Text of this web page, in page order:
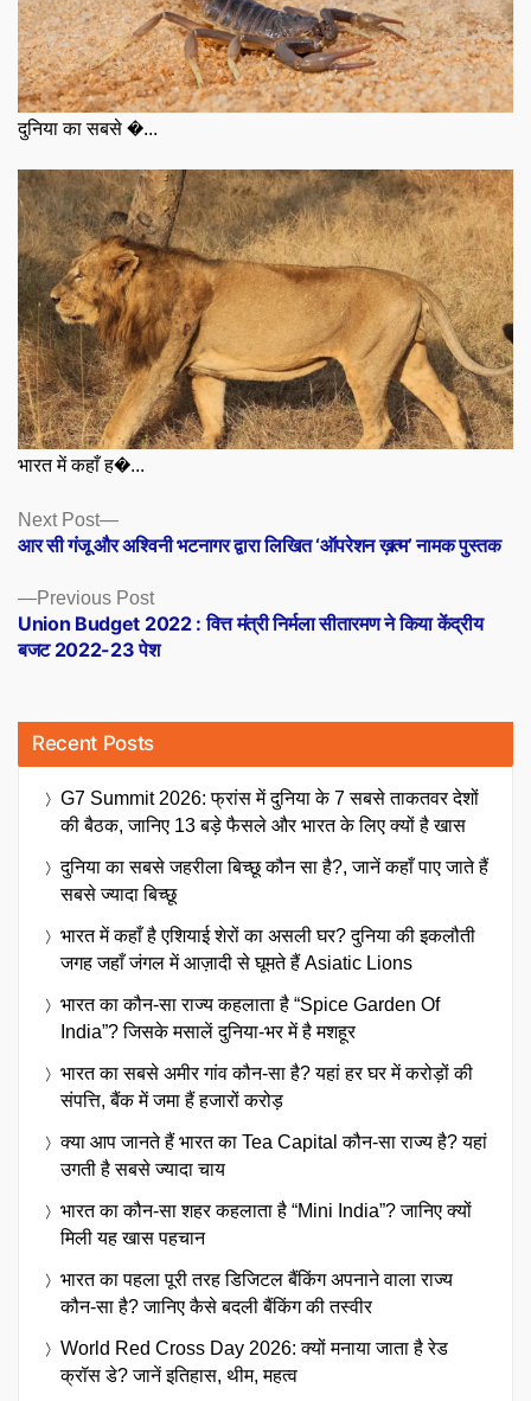
दुनिया का सबसे �...
भारत में कहाँ ह�...
Posts
navigation
Previous PostPrevious
post:
Union Budget 2022 : वित्त मंत्री निर्मला सीतारमण ने किया केंद्रीय
बजट 2022-23 पेश
Next Post
Next
post:
आर सी गंजू और अश्विनी भटनागर द्वारा लिखित ‘ऑपरेशन ख़त्म’ नामक पुस्तक
Recent Posts
G7 Summit 2026: फ्रांस में दुनिया के 7 सबसे ताकतवर देशों
की बैठक, जानिए 13 बड़े फैसले और भारत के लिए क्यों है खास
दुनिया का सबसे जहरीला बिच्छू कौन सा है?, जानें कहाँ पाए जाते हैं
सबसे ज्यादा बिच्छू
भारत में कहाँ है एशियाई शेरों का असली घर? दुनिया की इकलौती
जगह जहाँ जंगल में आज़ादी से घूमते हैं Asiatic Lions
भारत का कौन-सा राज्य कहलाता है “Spice Garden Of
India”? जिसके मसालें दुनिया-भर में है मशहूर
भारत का सबसे अमीर गांव कौन-सा है? यहां हर घर में करोड़ों की
संपत्ति, बैंक में जमा हैं हजारों करोड़
क्या आप जानते हैं भारत का Tea Capital कौन-सा राज्य है? यहां
उगती है सबसे ज्यादा चाय
भारत का कौन-सा शहर कहलाता है “Mini India”? जानिए क्यों
मिली यह खास पहचान
भारत का पहला पूरी तरह डिजिटल बैंकिंग अपनाने वाला राज्य
कौन-सा है? जानिए कैसे बदली बैंकिंग की तस्वीर
World Red Cross Day 2026: क्यों मनाया जाता है रेड
क्रॉस डे? जानें इतिहास, थीम, महत्व